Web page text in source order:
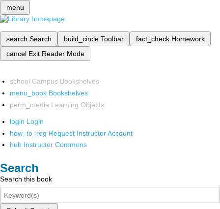
menu
search Search build_circle Toolbar fact_check Homework
cancel Exit Reader Mode
school Campus Bookshelves
menu_book Bookshelves
perm_media Learning Objects
login Login
how_to_reg Request Instructor Account
hub Instructor Commons
Search
Search this book